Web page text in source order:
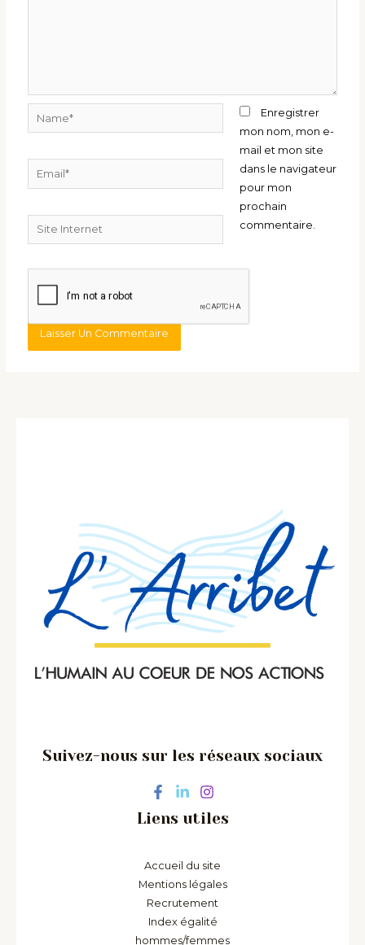
Email*
Site
Internet
Enregistrer
mon nom, mon e-
mail et mon site
dans le navigateur
pour mon
prochain
commentaire.
Suivez-nous sur les réseaux sociaux
Liens utiles
Accueil du site
Mentions légales
Recrutement
Index égalité
hommes/femmes